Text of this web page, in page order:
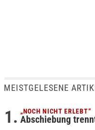
MEISTGELESENE
„NOCH NICHT ERLEBT“
Abschiebung